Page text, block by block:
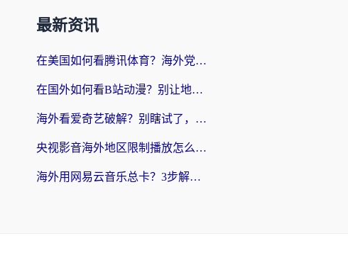
最新资讯
在美国如何看腾讯体育？海外党解锁NBA欧洲杯直播的终极攻略
在国外如何看B站动漫？别让地区限制打断你的追番节奏
海外看爱奇艺破解？别瞎试了，这才是留学生华人追剧看球的正确打开方式
央视影音海外地区限制播放怎么办？海外党亲测有效的回国加速指南
海外用网易云音乐总卡？3步解决版权限制+卡顿，还能听喜马拉雅！